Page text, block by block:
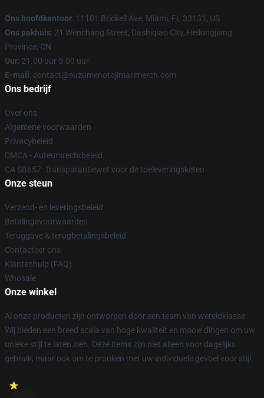
Ons hoofdkantoor: 11101 Brickell Ave, Miami, FL 33131, US
Ons pakhuis: 21 Wenchang Street, Dashiqiao City, Heilongjiang
Province, CN
Uur: 21.00 uur 5.00 uur
E-mail : contact@suzumenotojimarimerch.com
Ons bedrijf
Over ons
Algemene voorwaarden
Privacybeleid
DMCA - Auteursrechtbeleid
CA SB657: Transparantiewet voor de toeleveringsketen
Onze steun
Verzend- en leveringsbeleid
Betalingsvoorwaarden
Teruggave & terugbetalingsbeleid
Contacteer ons
Klantenhulp (FAQ)
Whosale
Onze winkel
Al onze producten zijn ontworpen door een team van wereldklasse.
Wij bieden een breed scala van hoge kwaliteit en mooie dingen om uw
unieke stijl te laten zien. Deze items zijn niet alleen voor dagelijks
gebruik, maar ook om te pronken met uw individuele gevoel voor stijl.